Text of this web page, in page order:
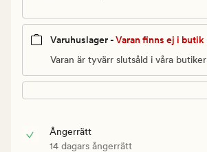
Varuhuslager -Varan finns ej i butik
Varan är tyvärr slutsåld i våra butiker
Ångerrätt
14 dagars ångerrätt